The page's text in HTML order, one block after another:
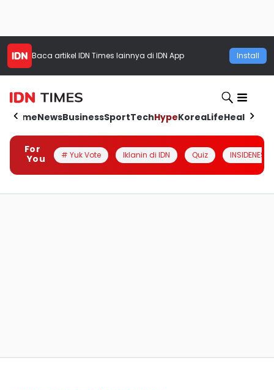
Baca artikel IDN Times lainnya di IDN App Install
HomeNewsBusinessSportTechHypeKoreaLifeHealth
For
You
# Yuk Vote Iklanin di IDN Quiz INSIDENESIA